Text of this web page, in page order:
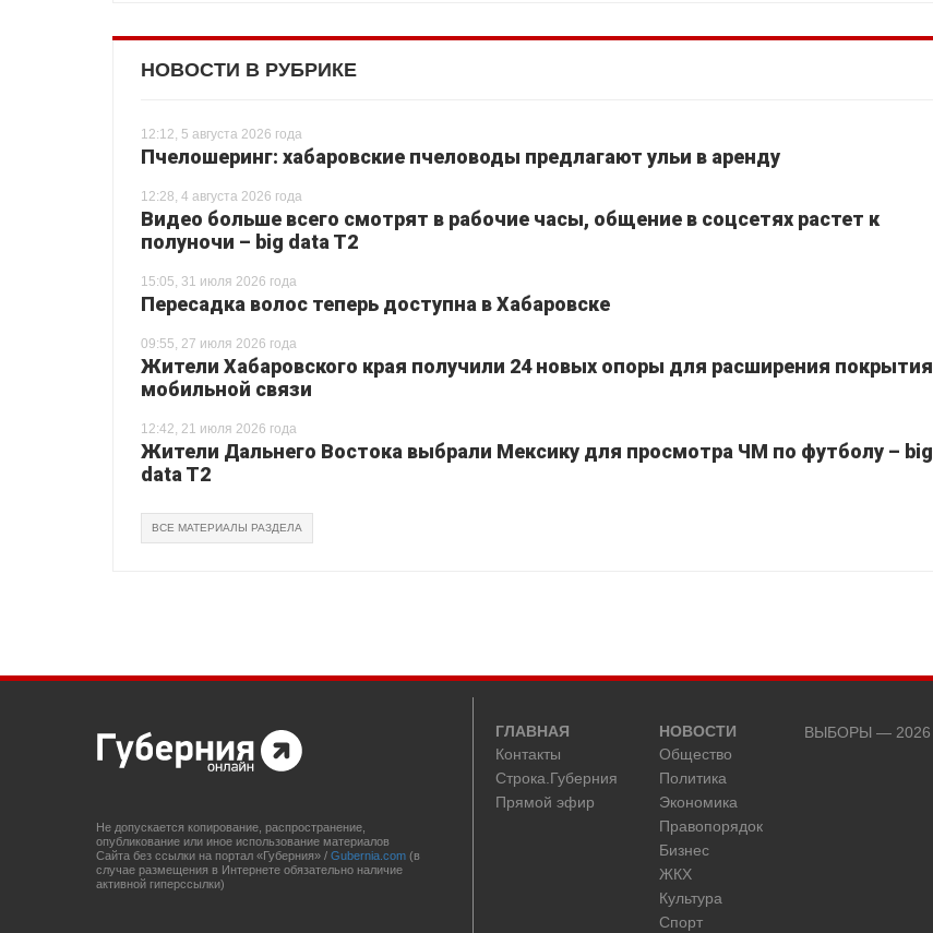
НОВОСТИ В РУБРИКЕ
12:12, 5 августа 2026 года
Пчелошеринг: хабаровские пчеловоды предлагают ульи в аренду
12:28, 4 августа 2026 года
Видео больше всего смотрят в рабочие часы, общение в соцсетях растет к
полуночи – big data T2
15:05, 31 июля 2026 года
Пересадка волос теперь доступна в Хабаровске
09:55, 27 июля 2026 года
Жители Хабаровского края получили 24 новых опоры для расширения покрытия
мобильной связи
12:42, 21 июля 2026 года
Жители Дальнего Востока выбрали Мексику для просмотра ЧМ по футболу – big
data T2
ВСЕ МАТЕРИАЛЫ РАЗДЕЛА
Не допускается копирование, распространение,
опубликование или иное использование материалов
Сайта без ссылки на портал «Губерния» / Gubernia.com (в
случае размещения в Интернете обязательно наличие
активной гиперссылки)
ГЛАВНАЯ
Контакты
Строка.Губерния
Прямой эфир
НОВОСТИ
Общество
Политика
Экономика
Правопорядок
Бизнес
ЖКХ
Культура
Спорт
ВЫБОРЫ — 2026